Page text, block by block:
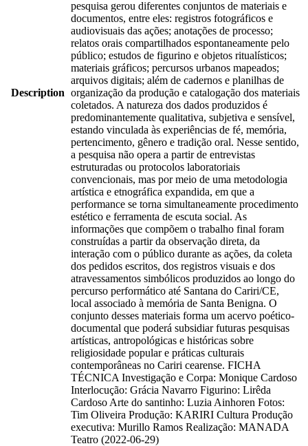
Description
pesquisa gerou diferentes conjuntos de materiais e
documentos, entre eles: registros fotográficos e
audiovisuais das ações; anotações de processo;
relatos orais compartilhados espontaneamente pelo
público; estudos de figurino e objetos ritualísticos;
materiais gráficos; percursos urbanos mapeados;
arquivos digitais; além de cadernos e planilhas de
organização da produção e catalogação dos materiais
coletados. A natureza dos dados produzidos é
predominantemente qualitativa, subjetiva e sensível,
estando vinculada às experiências de fé, memória,
pertencimento, gênero e tradição oral. Nesse sentido,
a pesquisa não opera a partir de entrevistas
estruturadas ou protocolos laboratoriais
convencionais, mas por meio de uma metodologia
artística e etnográfica expandida, em que a
performance se torna simultaneamente procedimento
estético e ferramenta de escuta social. As
informações que compõem o trabalho final foram
construídas a partir da observação direta, da
interação com o público durante as ações, da coleta
dos pedidos escritos, dos registros visuais e dos
atravessamentos simbólicos produzidos ao longo do
percurso performático até Santana do Cariri/CE,
local associado à memória de Santa Benigna. O
conjunto desses materiais forma um acervo poético-
documental que poderá subsidiar futuras pesquisas
artísticas, antropológicas e históricas sobre
religiosidade popular e práticas culturais
contemporâneas no Cariri cearense. FICHA
TÉCNICA Investigação e Corpa: Monique Cardoso
Interlocução: Grácia Navarro Figurino: Lirêda
Cardoso Arte do santinho: Luzia Ainhoren Fotos:
Tim Oliveira Produção: KARIRI Cultura Produção
executiva: Murillo Ramos Realização: MANADA
Teatro (2022-06-29)